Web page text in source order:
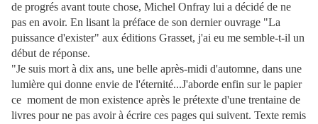
de progrés avant toute chose, Michel Onfray lui a décidé de ne
pas en avoir. En lisant la préface de son dernier ouvrage "La
puissance d'exister" aux éditions Grasset, j'ai eu me semble-t-il un
début de réponse.
"Je suis mort à dix ans, une belle après-midi d'automne, dans une
lumière qui donne envie de l'éternité...J'aborde enfin sur le papier
ce moment de mon existence après le prétexte d'une trentaine de
livres pour ne pas avoir à écrire ces pages qui suivent. Texte remis